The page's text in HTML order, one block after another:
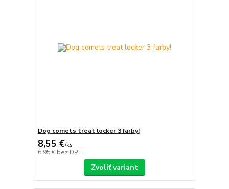
Dog comets treat locker 3 farby!
8,55 €/ks
6,95 € bez DPH
Zvoliť variant